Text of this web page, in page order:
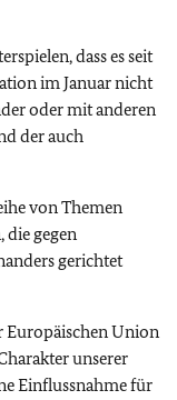
dass es seit
im Januar nicht
oder mit anderen
der auch
von Themen
die gegen
gerichtet
Europäischen Union
unserer
Einflussnahme für